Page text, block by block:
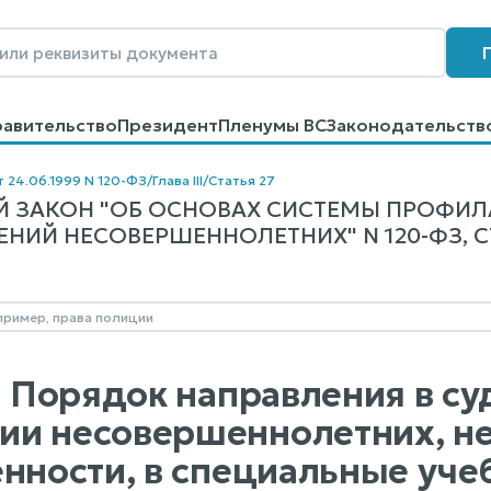
ПрезидентПленумы ВС
КонтактыПомощьПоиск
24.06.1999 N 120-ФЗ/Глава III/Статья 27
ЗАКОН "ОБ ОСНОВАХ СИСТЕМЫ
НЕСОВЕРШЕННОЛЕТНИХ" N 120-ФЗ,
Порядок направления в
несовершеннолетних,
в специальные